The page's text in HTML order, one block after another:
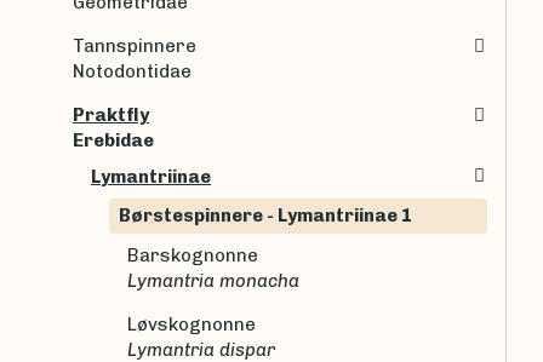
Tannspinnere
Notodontidae
Praktfly
Erebidae
Lymantriinae
Børstespinnere - Lymantriinae 1
Barskognonne
Lymantria monacha
Løvskognonne
Lymantria dispar